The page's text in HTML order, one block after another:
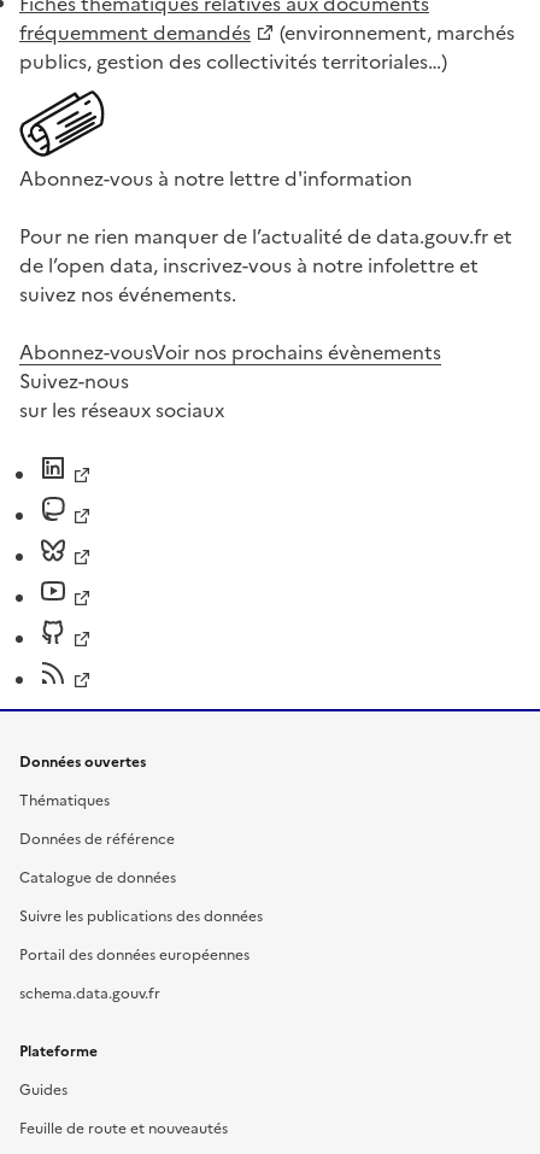
fréquemment demandés
(environnement, marchés
publics, gestion des collectivités territoriales…)
Abonnez-vous à notre lettre d'information
Pour ne rien manquer de l’actualité de data.gouv.fr et
de l’open data, inscrivez-vous à notre infolettre et
suivez nos événements.
Abonnez-vousVoir nos prochains évènements
Suivez-nous
sur les réseaux sociaux
Données ouvertes
Thématiques
Données de référence
Catalogue de données
Suivre les publications des données
Portail des données européennes
schema.data.gouv.fr
Plateforme
Guides
Feuille de route et nouveautés